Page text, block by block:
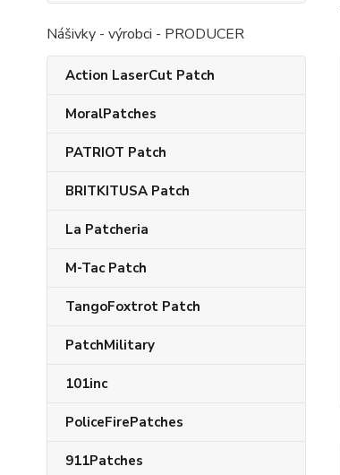
Nášivky - výrobci - PRODUCER
Action LaserCut Patch
MoralPatches
PATRIOT Patch
BRITKITUSA Patch
La Patcheria
M-Tac Patch
TangoFoxtrot Patch
PatchMilitary
101inc
PoliceFirePatches
911Patches